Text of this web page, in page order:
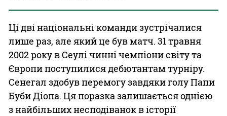
Ці дві національні команди зустрічалися
лише раз, але який це був матч. 31 травня
2002 року в Сеулі чинні чемпіони світу та
Європи поступилися дебютантам турніру.
Сенегал здобув перемогу завдяки голу Папи
Буби Діопа. Ця поразка залишається однією
з найбільших несподіванок в історії